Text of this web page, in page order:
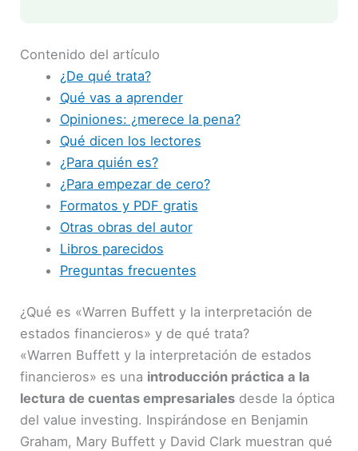
Contenido del artículo
¿De qué trata?
Qué vas a aprender
Opiniones: ¿merece la pena?
Qué dicen los lectores
¿Para quién es?
¿Para empezar de cero?
Formatos y PDF gratis
Otras obras del autor
Libros parecidos
Preguntas frecuentes
¿Qué es «Warren Buffett y la interpretación de
estados financieros» y de qué trata?
«Warren Buffett y la interpretación de estados
financieros» es una introducción práctica a la
lectura de cuentas empresariales desde la óptica
del value investing. Inspirándose en Benjamin
Graham, Mary Buffett y David Clark muestran qué